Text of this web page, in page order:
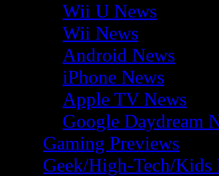
Wii U News
Wii News
Android News
iPhone News
Apple TV News
Google Daydream
Gaming Previews
Geek/High-Tech/Kids